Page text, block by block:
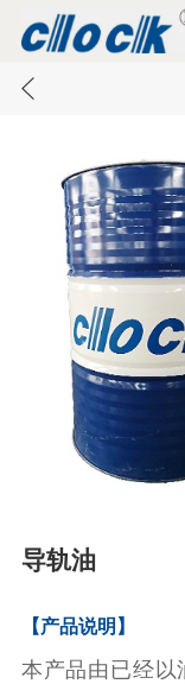
导轨油
【产品说明】
本产品由已经以